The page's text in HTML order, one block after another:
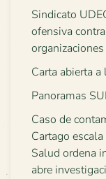
Sindicato
ofensiva
Carta abierta
Panoramas
Caso de
Cartago
Salud ordena
abre